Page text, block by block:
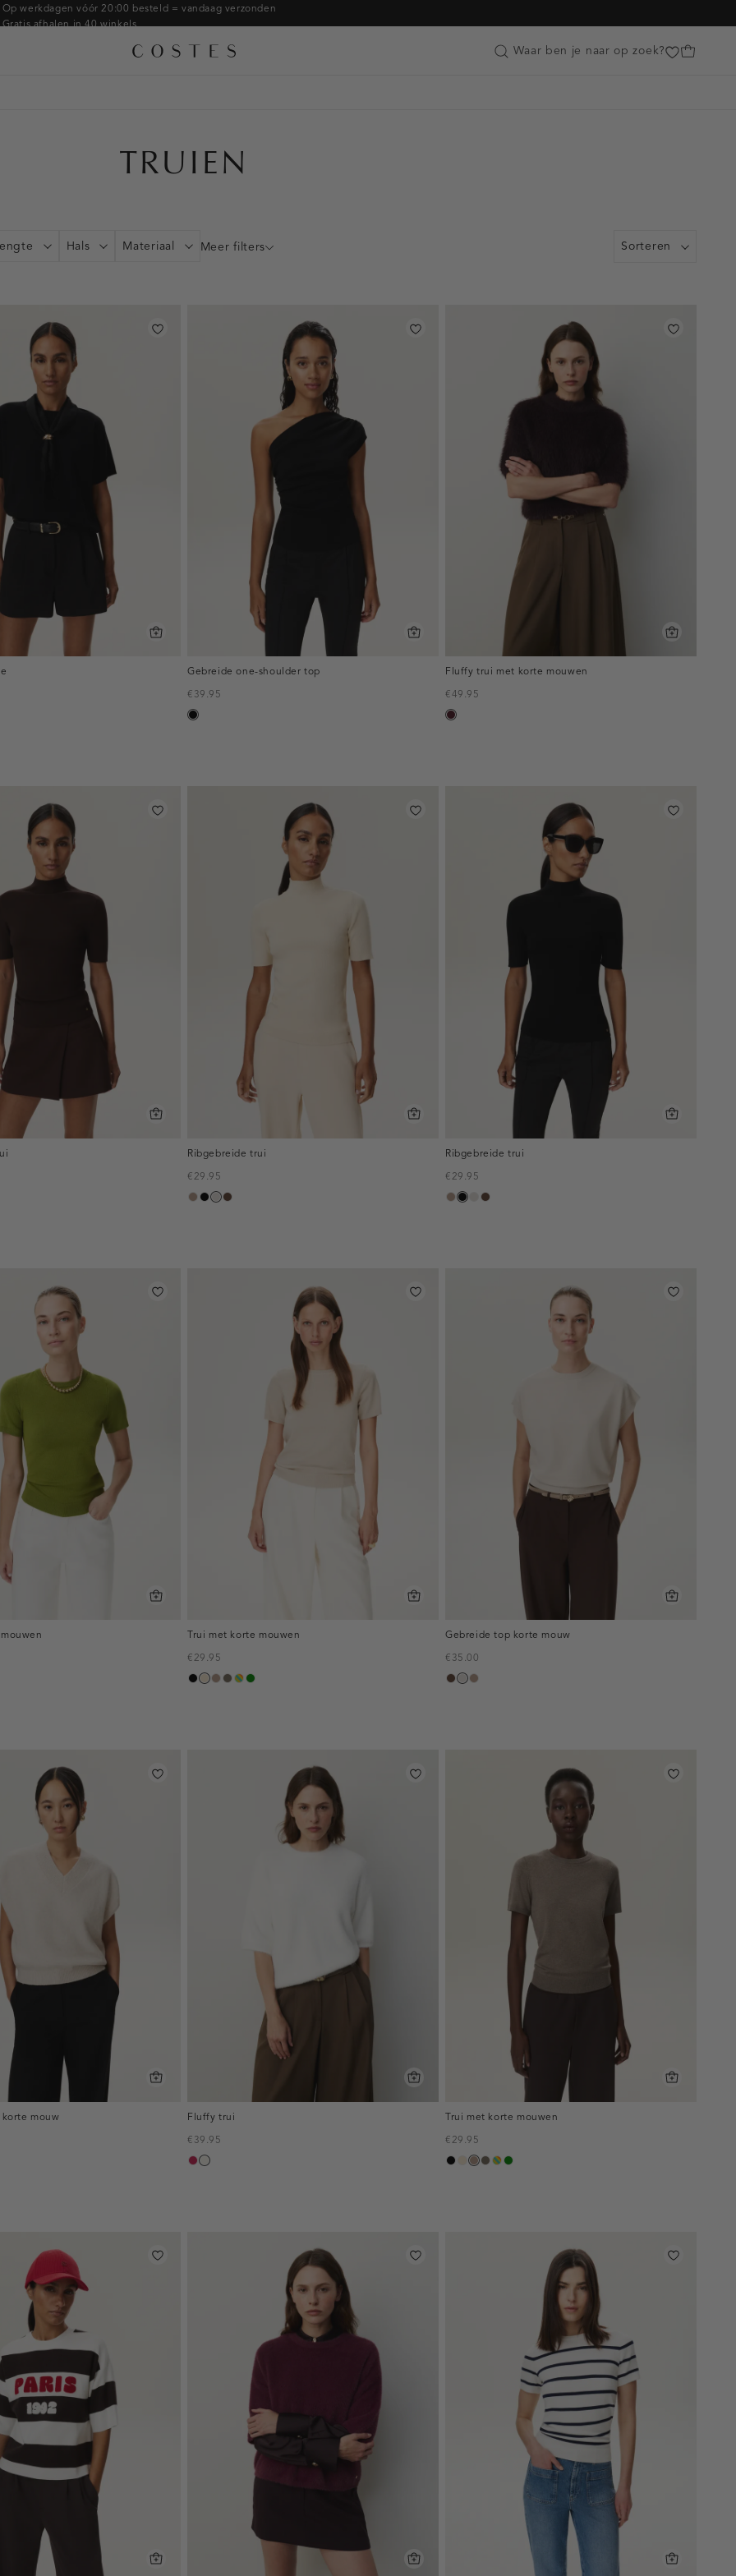
Op werkdagen vóór 20:00 besteld = vandaag verzonden
Gratis afhalen in 40 winkels
Betaal zoals jij wilt: o.a. Bancontact, Riverty, Apple pay & creditcard
Customer Care
Waar ben je naar op zoek?
Armbanden
Ringen
TRUIEN
Hals Materiaal Sorteren
Meer filters
Gebreide one-shoulder top
€39.95
zwart
Fluffy trui met korte mouwen
€49.95
pruim,
Ribgebreide trui
€29.95
taupe,
zwart
kitdonkerbruin
Ribgebreide trui
€29.95
taupe,
zwart
kitdonkerbruin
Trui met korte mouwen
€29.95
zwart
champagne
taupe,
bruin
meerkleurig
groen
Gebreide top korte mouw
€35.00
donkerbruin
kittaupe,
mouw
Fluffy trui
€39.95
mauve
creme,
Trui met korte mouwen
€29.95
zwartchampagne
taupe,
bruin
meerkleurig
groen